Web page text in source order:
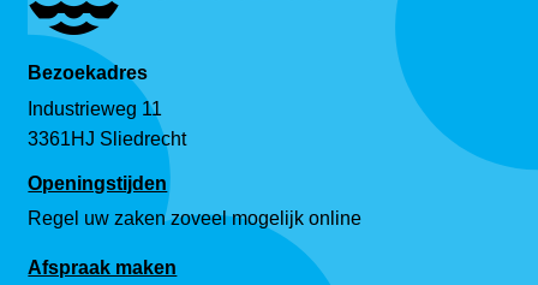
Bezoekadres
Industrieweg 11
3361HJ Sliedrecht
Openingstijden
Regel uw zaken zoveel mogelijk online
Afspraak maken